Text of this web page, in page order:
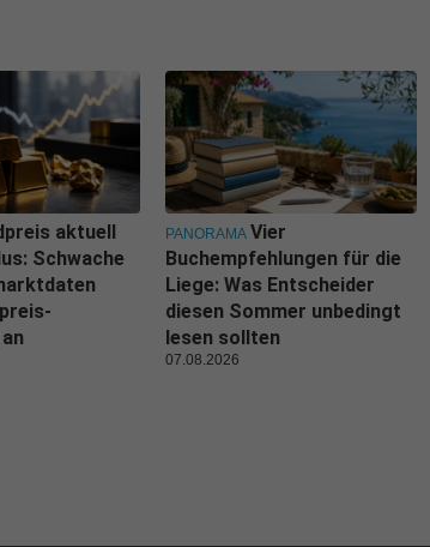
aktuell
Schwache
PANORAMA Vier
Buchempfehlungen für die
Liege: Was Entscheider
diesen Sommer unbedingt
lesen sollten
07.08.2026